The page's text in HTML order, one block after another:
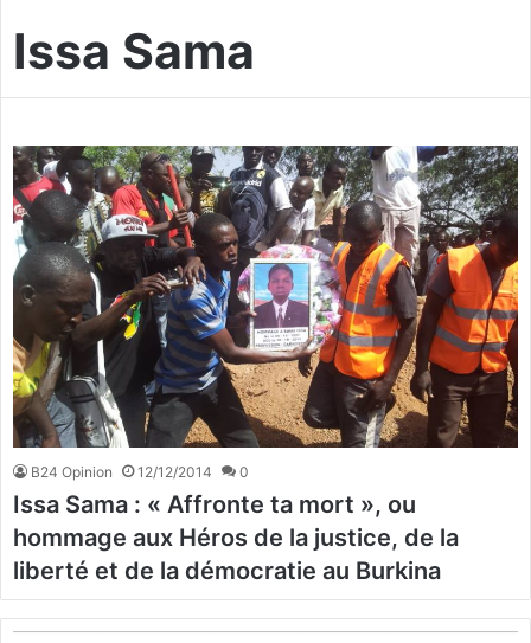
Issa Sama
B24 Opinion 12/12/2014 0
Issa Sama : « Affronte ta mort », ou
hommage aux Héros de la justice, de la
liberté et de la démocratie au Burkina